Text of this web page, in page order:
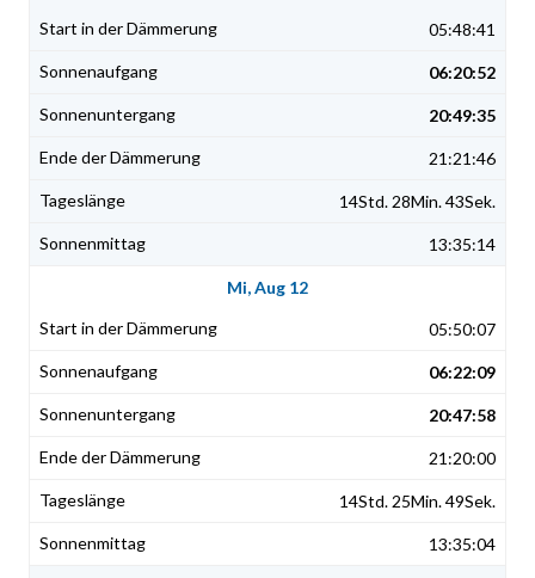
05:48:41
06:20:52
20:49:35
21:21:46
14Std. 28Min. 43Sek.
13:35:14
Mi, Aug 12
05:50:07
06:22:09
20:47:58
21:20:00
14Std. 25Min. 49Sek.
13:35:04